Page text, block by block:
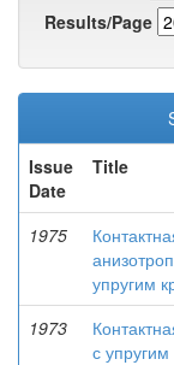
Results/Page
Issue
Date
Title
1975
упругим
1973
с